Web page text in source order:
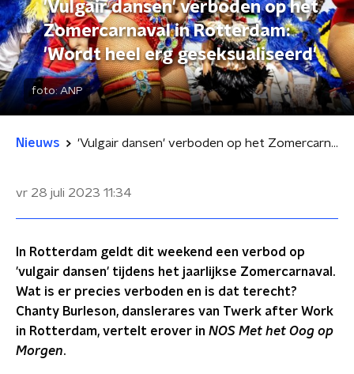
'Vulgair dansen' verboden op het
Zomercarnaval in Rotterdam:
'Wordt heel erg geseksualiseerd'
foto:ANP
Nieuws 'Vulgair dansen' verboden op het Zomercarnaval in Rotterdam: 'Wordt heel erg geseksualiseerd'
vr 28 juli 2023 11:34
In Rotterdam geldt dit weekend een verbod op
'vulgair dansen' tijdens het jaarlijkse Zomercarnaval.
Wat is er precies verboden en is dat terecht?
Chanty Burleson, danslerares van Twerk after Work
in Rotterdam, vertelt erover in NOS Met het Oog op
Morgen.